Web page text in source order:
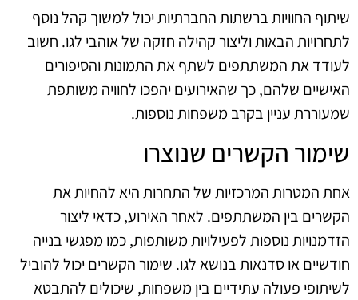
שיתוף החוויות ברשתות החברתיות יכול למשוך קהל נוסף
לתחרויות הבאות וליצור קהילה חזקה של אוהבי לגו. חשוב
לעודד את המשתתפים לשתף את התמונות והסיפורים
האישיים שלהם, כך שהאירועים יהפכו לחוויה משותפת
שמעוררת עניין בקרב משפחות נוספות.
שימור הקשרים שנוצרו
אחת המטרות המרכזיות של התחרות היא להחיות את
הקשרים בין המשתתפים. לאחר האירוע, כדאי ליצור
הזדמנויות נוספות לפעילויות משותפות, כמו מפגשי בנייה
חודשיים או סדנאות בנושא לגו. שימור הקשרים יכול להוביל
לשיתופי פעולה עתידיים בין משפחות, שיכולים להתבטא